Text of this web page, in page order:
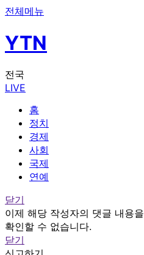
전체메뉴
YTN
전국
LIVE
홈
정치
경제
사회
국제
연예
닫기
이제 해당 작성자의 댓글 내용을
확인할 수 없습니다.
닫기